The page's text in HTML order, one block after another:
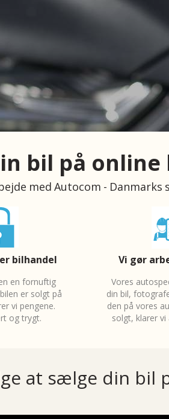
bil på
en fornuftig
er solgt på
vi pengene.
og trygt.
Vores
din bil,
den på vores
solgt, klarer
bilhandel Vi gør
at sælge din bil
med Autocom -